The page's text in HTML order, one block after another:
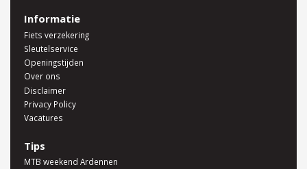
Informatie
Fiets verzekering
Sleutelservice
Openingstijden
Over ons
Disclaimer
Privacy Policy
Vacatures
Tips
MTB weekend Ardennen